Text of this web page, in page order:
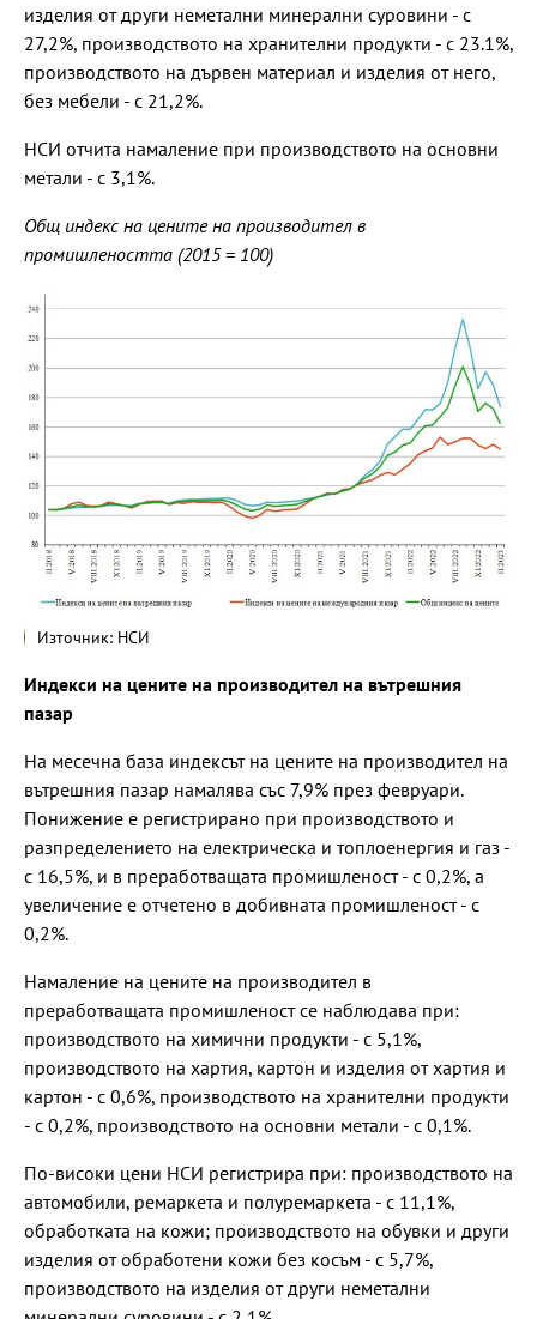
изделия от други неметални минерални суровини - с
27,2%, производството на хранителни продукти - с 23.1%,
производството на дървен материал и изделия от него,
без мебели - с 21,2%.
НСИ отчита намаление при производството на основни
метали - с 3,1%.
Общ индекс на цените на производител в
промишлеността (2015 = 100)
Източник: НСИ
Индекси на цените на производител на вътрешния
пазар
На месечна база индексът на цените на производител на
вътрешния пазар намалява със 7,9% през февруари.
Понижение е регистрирано при производството и
разпределението на електрическа и топлоенергия и газ -
с 16,5%, и в преработващата промишленост - с 0,2%, а
увеличение е отчетено в добивната промишленост - с
0,2%.
Намаление на цените на производител в
преработващата промишленост се наблюдава при:
производството на химични продукти - с 5,1%,
производството на хартия, картон и изделия от хартия и
картон - с 0,6%, производството на хранителни продукти
- с 0,2%, производството на основни метали - с 0,1%.
По-високи цени НСИ регистрира при: производството на
автомобили, ремаркета и полуремаркета - с 11,1%,
обработката на кожи; производството на обувки и други
изделия от обработени кожи без косъм - с 5,7%,
производството на изделия от други неметални